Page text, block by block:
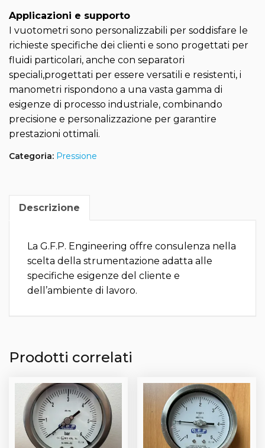
Applicazioni e supporto
I vuotometri sono personalizzabili per soddisfare le
richieste specifiche dei clienti e sono progettati per
fluidi particolari, anche con separatori
speciali,progettati per essere versatili e resistenti, i
manometri rispondono a una vasta gamma di
esigenze di processo industriale, combinando
precisione e personalizzazione per garantire
prestazioni ottimali.
Categoria: Pressione
Descrizione
La G.F.P. Engineering offre consulenza nella
scelta della strumentazione adatta alle
specifiche esigenze del cliente e
dell’ambiente di lavoro.
Prodotti correlati